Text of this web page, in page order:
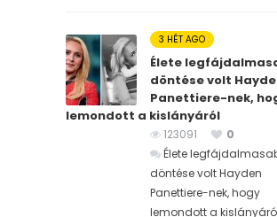
3 HÉT AGO
Élete
döntése volt
Panettiere-nek,
lemondott a kislányáról
123091
0
Élete
döntése volt Hayden
Panettiere-nek, hogy
lemondott a